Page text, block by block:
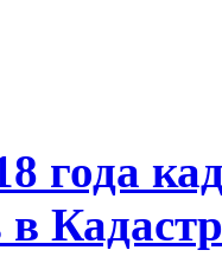
года
в